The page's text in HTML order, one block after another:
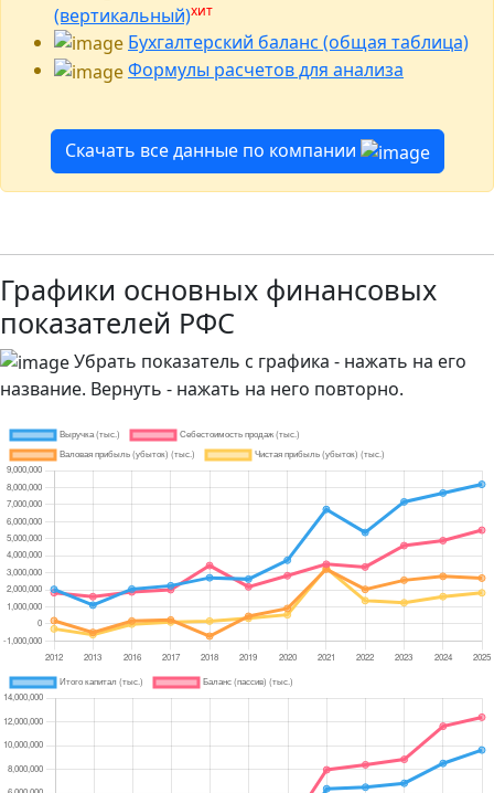
(вертикальный)хит
Бухгалтерский баланс (общая таблица)
Формулы расчетов для анализа
Скачать все данные по компании
Графики основных финансовых
показателей РФС
Убрать показатель с графика - нажать на его
название. Вернуть - нажать на него повторно.